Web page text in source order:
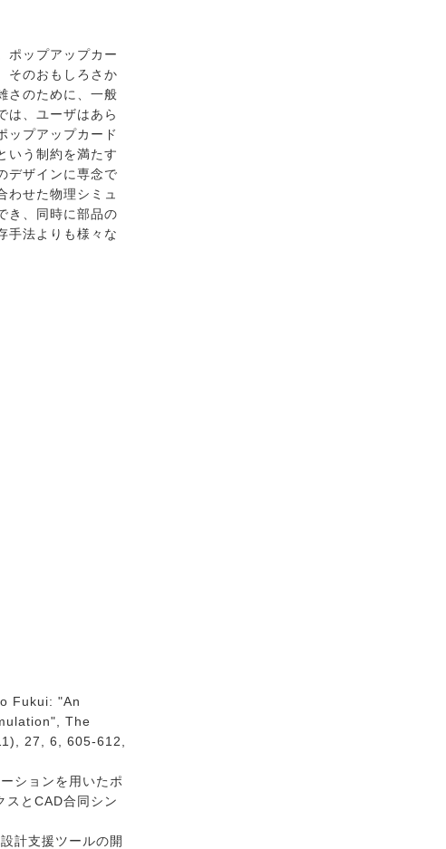
ポップアップカー
そのおもしろさか
さのために、一般
は、ユーザはあら
ップアップカード
いう制約を満たす
デザインに専念で
わせた物理シミュ
き、同時に部品の
手法よりも様々な
Fukui: "An
The
27, 6, 605-612,
ションを用いたポ
とCAD合同シン
計支援ツールの開